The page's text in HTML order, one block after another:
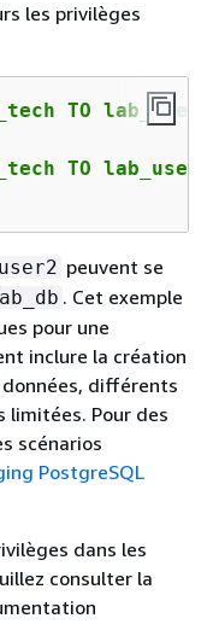
les privilèges
TO
TO
peuvent se
. Cet exemple
pour une
inclure la création
différents
Pour des
scénarios
PostgreSQL
dans les
consulter la